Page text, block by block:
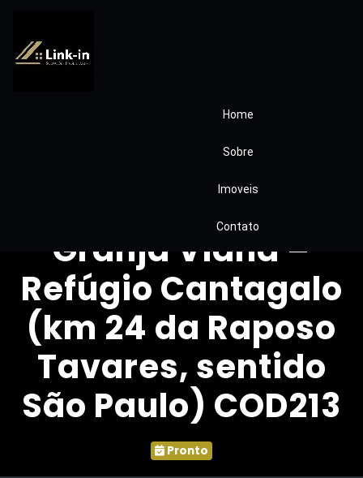
Home
Sobre
Imoveis
Contato
Casa com 2
Dormitórios à
Venda – Região
Granja Viana –
Refúgio Cantagalo
(km 24 da Raposo
Tavares, sentido
São Paulo) COD213
Pronto